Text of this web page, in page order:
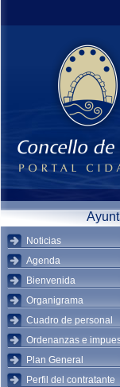
Noticias
Agenda
Bienvenida
Organigrama
Cuadro de personal
Ordenanzas e
Plan General
Perfil del contratante